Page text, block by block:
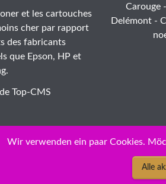
et les cartouches
cher par rapport
des fabricants
que Epson, HP et
Top-CMS
Carouge
Delémont -
Wir verwenden ein paar Cookies.
Alle